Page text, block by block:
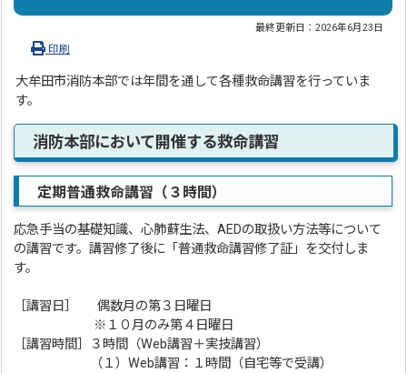
最終更新日：2026年6月23日
印刷
大牟田市消防本部では年間を通して各種救命講習を行っていま
す。
消防本部において開催する救命講習
定期普通救命講習（３時間）
応急手当の基礎知識、心肺蘇生法、AEDの取扱い方法等について
の講習です。講習修了後に「普通救命講習修了証」を交付しま
す。
［講習日］ 偶数月の第３日曜日
※１０月のみ第４日曜日
［講習時間］３時間（Web講習＋実技講習）
（１）Web講習：１時間（自宅等で受講）